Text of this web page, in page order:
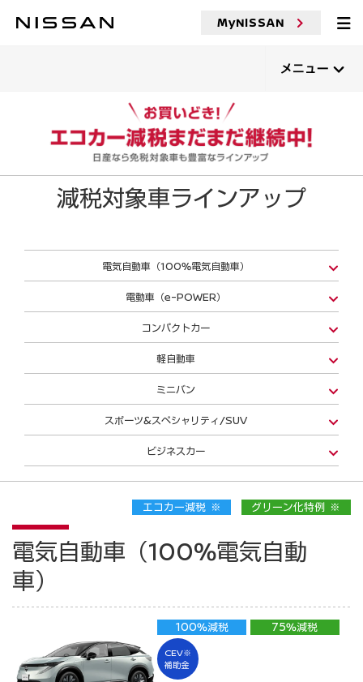
MyNISSAN
メニュー
減税対象車ラインアップ
電気自動車（100%電気自動車）
電動車（e-POWER）
コンパクトカー
軽自動車
ミニバン
スポーツ&スペシャリティ/SUV
ビジネスカー
エコカー減税 ※ グリーン化特例 ※
電気自動車（100%電気自動
車）
100%減税 75%減税
CEV※
補助金